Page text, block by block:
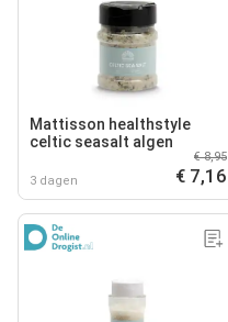
Mattisson healthstyle
celtic seasalt algen
3 dagen
€ 8,95
€ 7,16